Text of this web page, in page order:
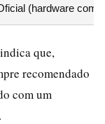
(hardware
que,
recomendado
com um